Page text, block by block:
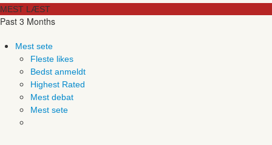
MEST LÆST
Past 3 Months
Mest sete
Fleste likes
Bedst anmeldt
Highest Rated
Mest debat
Mest sete